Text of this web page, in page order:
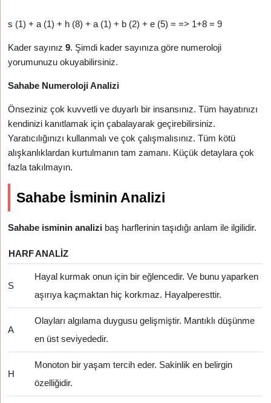
s (1) + a (1) + h (8) + a (1) + b (2) + e (5) = => 1+8 = 9
Kader sayınız9. Şimdi kader sayınıza göre numeroloji
yorumunuzu okuyabilirsiniz.
Sahabe Numeroloji Analizi
Önseziniz çok kuvvetli ve duyarlı bir insansınız. Tüm hayatınızı
kendinizi kanıtlamak için çabalayarak geçirebilirsiniz.
Yaratıcılığınızı kullanmalı ve çok çalışmalısınız. Tüm kötü
alışkanlıklardan kurtulmanın tam zamanı. Küçük detaylara çok
fazla takılmayın.
Sahabe İsminin Analizi
Sahabe isminin analizi baş harflerinin taşıdığı anlam ile ilgilidir.
HARFANALIZ
S
Hayal kurmak onun için bir eğlencedir. Ve bunu yaparken
aşırıya kaçmaktan hiç korkmaz. Hayalperesttir.
A
Olayları algılama duygusu gelişmiştir. Mantıklı düşünme
en üst seviyededir.
H
Monoton bir yaşam tercih eder. Sakinlik en belirgin
özelliğidir.